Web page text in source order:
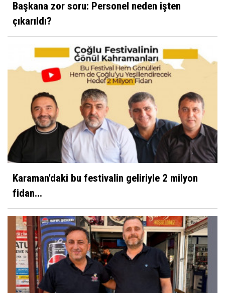
Başkana zor soru: Personel neden işten
çıkarıldı?
Karaman'daki bu festivalin geliriyle 2 milyon
fidan...